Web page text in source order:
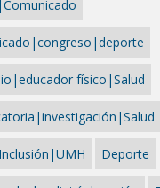
físico|Salud
Deporte